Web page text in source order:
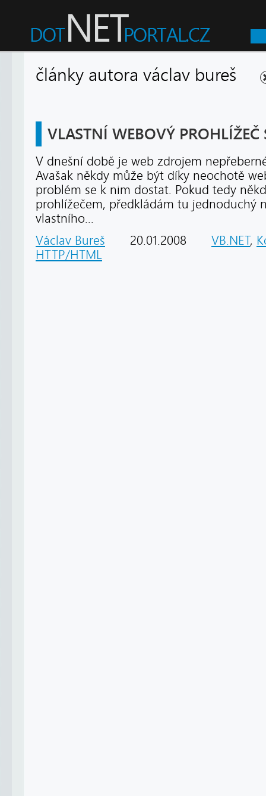
články autora václav bureš
VLASTNÍ WEBOVÝ
V dnešní době je web zdrojem
Avašak někdy může být díky neochotě
problém se k nim dostat. Pokud tedy
prohlížečem, předkládám tu jednoduchý
vlastního...
Václav Bureš
20.01.2008 VB.NET,
HTTP/HTML